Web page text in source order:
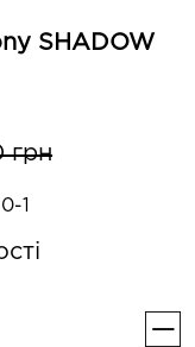
SHADOW
грн
1